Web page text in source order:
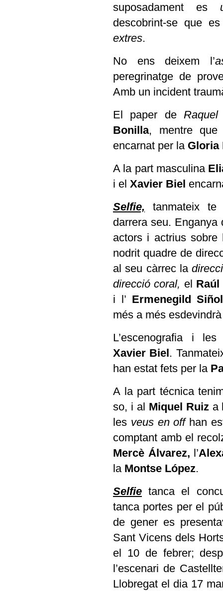
suposadament es
descobrint-se que
extres.
No ens deixem l’
peregrinatge de
Amb un incident
El paper de
Bonilla, mentre que
encarnat per la Gloria
A la part masculina
i el Xavier Biel
Selfie, tanmateix te
darrera seu. Enganya
actors i actrius sobre
nodrit quadre de
al seu càrrec la
direcció coral, el
i l’ Ermenegild Siñol
més a més
L’escenografia i
Xavier Biel.
han estat fets per la
A la part técnica
so, i al Miquel Ruiza
les veus en off han
comptant amb el
Mercè Álvarez, l’
la Montse López.
Selfie tanca el
tanca portes per el
de gener es
Sant Vicens dels
el 10 de febrer;
l’escenari de
Llobregat el dia 17